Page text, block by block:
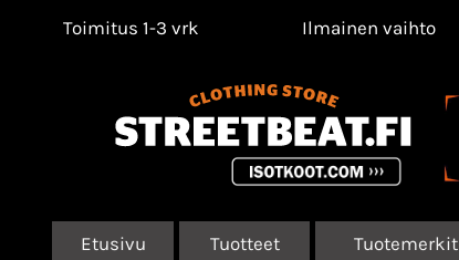
Toimitus 1-3 vrk Ilmainen vaihto
Etusivu Tuotteet Tuotemerkit